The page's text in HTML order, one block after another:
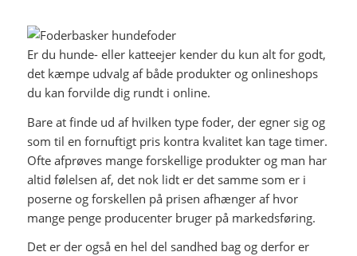
Er du hunde- eller katteejer kender du kun alt for godt,
det kæmpe udvalg af både produkter og onlineshops
du kan forvilde dig rundt i online.
Bare at finde ud af hvilken type foder, der egner sig og
som til en fornuftigt pris kontra kvalitet kan tage timer.
Ofte afprøves mange forskellige produkter og man har
altid følelsen af, det nok lidt er det samme som er i
poserne og forskellen på prisen afhænger af hvor
mange penge producenter bruger på markedsføring.
Det er der også en hel del sandhed bag og derfor er